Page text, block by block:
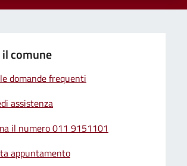
comune
domande frequenti
assistenza
il numero 011 9151101
appuntamento